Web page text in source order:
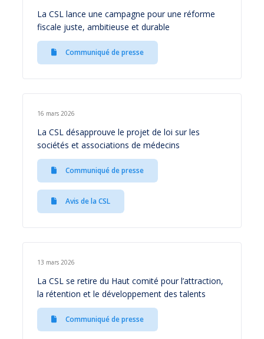
La CSL lance une campagne pour une réforme
fiscale juste, ambitieuse et durable
Communiqué de presse
16 mars 2026
La CSL désapprouve le projet de loi sur les
sociétés et associations de médecins
Communiqué de presse
Avis de la CSL
13 mars 2026
La CSL se retire du Haut comité pour l’attraction,
la rétention et le développement des talents
Communiqué de presse